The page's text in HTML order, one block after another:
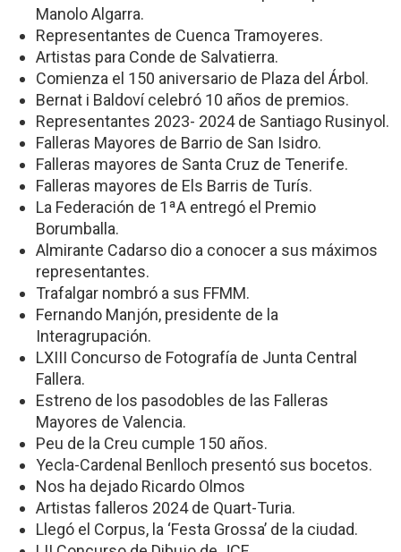
Manolo Algarra.
Representantes de Cuenca Tramoyeres.
Artistas para Conde de Salvatierra.
Comienza el 150 aniversario de Plaza del Árbol.
Bernat i Baldoví celebró 10 años de premios.
Representantes 2023- 2024 de Santiago Rusinyol.
Falleras Mayores de Barrio de San Isidro.
Falleras mayores de Santa Cruz de Tenerife.
Falleras mayores de Els Barris de Turís.
La Federación de 1ªA entregó el Premio
Borumballa.
Almirante Cadarso dio a conocer a sus máximos
representantes.
Trafalgar nombró a sus FFMM.
Fernando Manjón, presidente de la
Interagrupación.
LXIII Concurso de Fotografía de Junta Central
Fallera.
Estreno de los pasodobles de las Falleras
Mayores de Valencia.
Peu de la Creu cumple 150 años.
Yecla-Cardenal Benlloch presentó sus bocetos.
Nos ha dejado Ricardo Olmos
Artistas falleros 2024 de Quart-Turia.
Llegó el Corpus, la ‘Festa Grossa’ de la ciudad.